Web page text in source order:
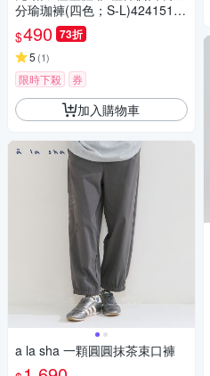
分瑜珈褲(四色；S-L)42415160
08
$490 73折
5 (1)
限時下殺 券
加入購物車
a la sha 一顆圓圓抹茶束口褲